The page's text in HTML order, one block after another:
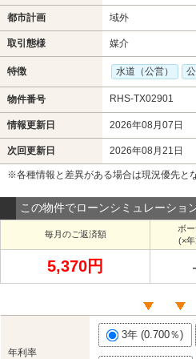
都市計画 域外
取引態様 媒介
特徴 水道（公営）
物件番号 RHS-TX02901
情報更新日 2026年08月07日
次回更新日 2026年08月21日
※各種情報と差異がある場合は現況優先と
この物件でローンシミュレーショ
毎月のご返済額
ボ
(×
5,370円
年利率
3年 (0.700％)